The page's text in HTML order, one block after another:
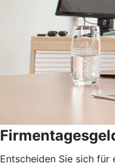
Entscheiden Sie sich für